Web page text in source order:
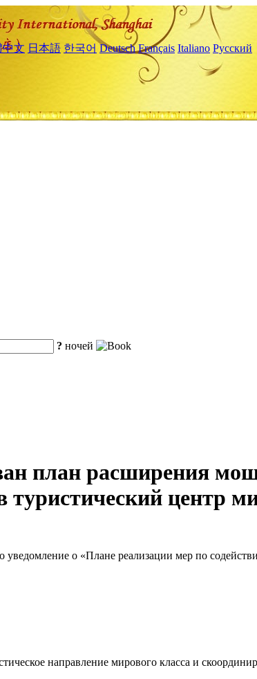
中文 日本語 한국어 Deutsch Français Italiano Русский
? ночей
план расширения
центр
уведомление о «Плане реализации мер по
направление мирового класса и